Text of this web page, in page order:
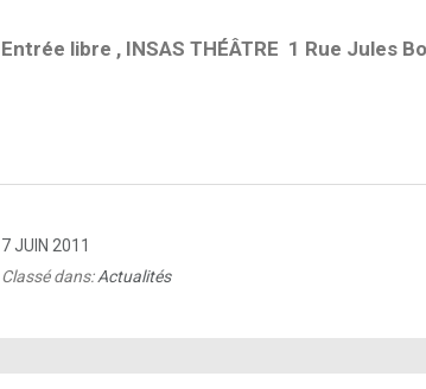
Entrée libre , INSAS THÉÂTRE 1 Rue Jules
7 JUIN 2011
Classé dans:Actualités